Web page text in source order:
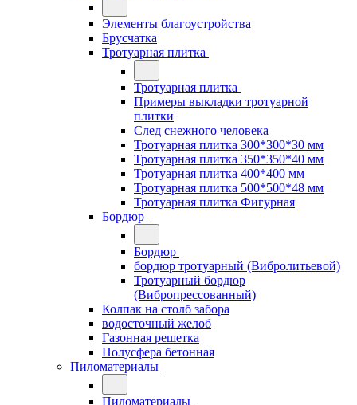
Элементы благоустройства
Брусчатка
Тротуарная плитка
Тротуарная плитка
Примеры выкладки тротуарной
плитки
След снежного человека
Тротуарная плитка 300*300*30 мм
Тротуарная плитка 350*350*40 мм
Тротуарная плитка 400*400 мм
Тротуарная плитка 500*500*48 мм
Тротуарная плитка Фигурная
Бордюр
Бордюр
бордюр тротуарный (Вибролитьевой)
Тротуарный бордюр
(Вибропрессованный)
Колпак на столб забора
водосточный желоб
Газонная решетка
Полусфера бетонная
Пиломатериалы
Пиломатериалы